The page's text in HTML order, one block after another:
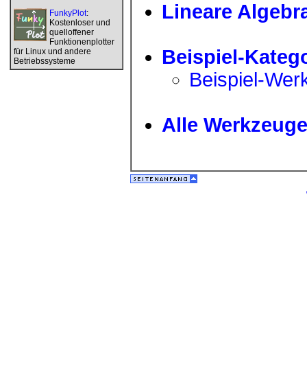
FunkyPlot:
Kostenloser und
quelloffener
Funktionenplotter
für Linux und andere
Betriebssysteme
Lineare
Beispiel-
Beispiel-
Alle Werkzeuge